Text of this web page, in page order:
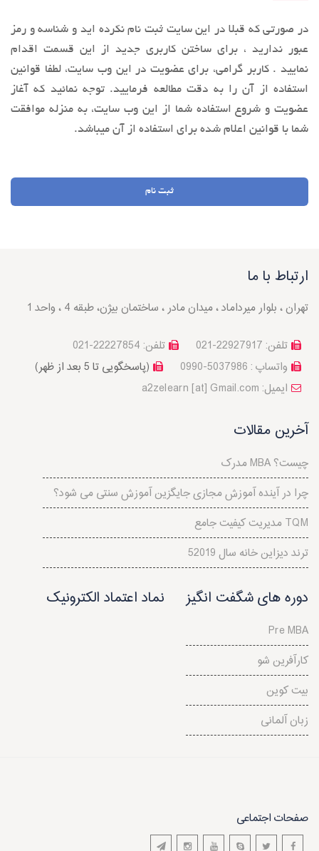
در صورتی که قبلا در این سایت ثبت نام نکرده اید و شناسه و رمز
عبور ندارید ، برای ساختن کاربری جدید از این قسمت اقدام
نمایید . کاربر گرامی، براي عضویت در این وب‌ سایت، لطفا قوانین
استفاده از آن را به‌ دقت مطالعه فرماييد. توجه نمائید كه آغاز
عضويت و شروع استفاده شما از این وب‌ سایت، به منزله موافقت
شما با قوانین اعلام ‌شده برای استفاده از آن میباشد.
ثبت نام
ارتباط با ما
تهران ، بلوار میرداماد ، میدان مادر ، ساختمان بیژن، طبقه 4 ، واحد 1
تلفن: 22227854-021
تلفن: 22927917-021
(پاسخگویی تا 5 بعد از ظهر)
واتساپ : 5037986-0990
a2zelearn [at] Gmail.com :ایمیل
آخرین مقالات
مدرک MBA چیست؟
چرا در آینده آموزش مجازی جایگزین آموزش سنتی می شود؟
مدیریت کیفیت جامع TQM
5ترند دیزاین خانه سال 2019
دوره های شگفت انگیز
Pre MBA
کارآفرین شو
بیت کوین
زبان آلمانی
نماد اعتماد الکترونیک
صفحات اجتماعی